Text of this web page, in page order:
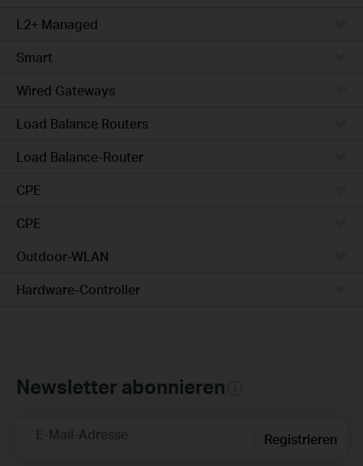
L2+ Managed
Smart
Wired Gateways
Load Balance Routers
Load Balance-Router
CPE
CPE
Outdoor-WLAN
Hardware-Controller
Newsletter abonnieren
E-Mail-Adresse Registrieren